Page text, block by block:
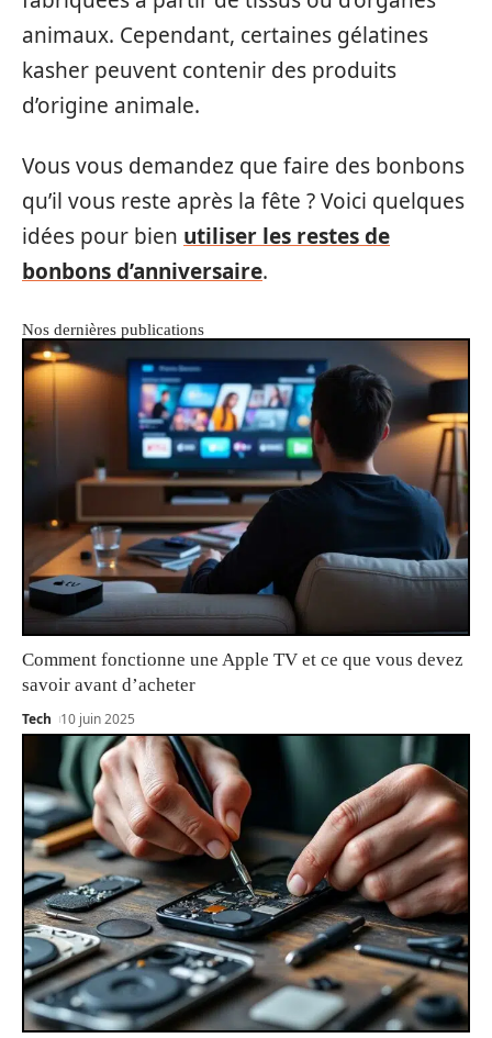
animaux. Cependant, certaines gélatines
kasher peuvent contenir des produits
d’origine animale.
Vous vous demandez que faire des bonbons
qu’il vous reste après la fête ? Voici quelques
idées pour bien utiliser les restes de
bonbons d’anniversaire.
Nos dernières publications
Comment fonctionne une Apple TV et ce que vous devez
savoir avant d’acheter
Tech 10 juin 2025